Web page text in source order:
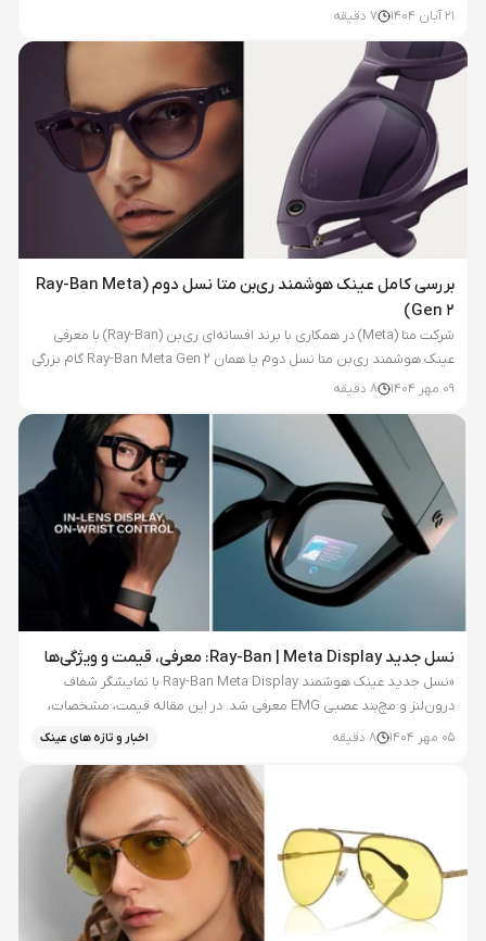
خودش را از نو تعریف کرده است. ترکیبی از طراحی‌های جسورانه،...
21 آبان 1404 7 دقیقه
بررسی کامل عینک هوشمند ری‌بن متا نسل دوم (Ray-Ban Meta
Gen 2)
شرکت متا (Meta) در همکاری با برند افسانه‌ای ری‌بن (Ray-Ban) با معرفی
عینک هوشمند ری‌بن متا نسل دوم یا همان Ray-Ban Meta Gen 2 گام بزرگی
در مسیر تلفیق استایل کلاسیک و فناوری پیشرفته برداشته است. این...
09 مهر 1404 8 دقیقه
نسل جدید Ray-Ban | Meta Display: معرفی، قیمت و ویژگی‌ها
«نسل جدید عینک هوشمند Ray-Ban Meta Display با نمایشگر شفاف
درون‌لنز و مچ‌بند عصبی EMG معرفی شد. در این مقاله قیمت، مشخصات،
تفاوت با نسل دوم و امکانات هوش مصنوعی این محصول را بررسی...
05 مهر 1404 8 دقیقه اخبار و تازه های عینک